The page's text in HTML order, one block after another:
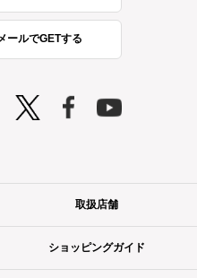
ールでGETする
取扱店舗
ショッピングガイド